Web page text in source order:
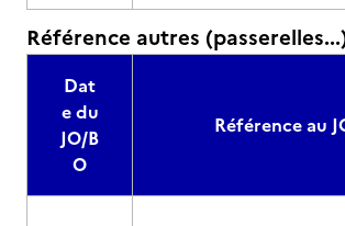
Référence autres
Dat
e du
JO/B
O
Référence au